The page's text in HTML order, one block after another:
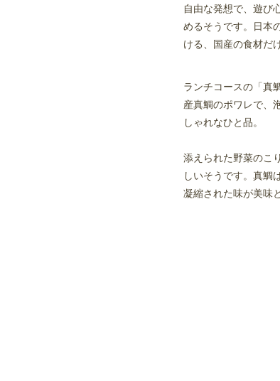
自由な発想で、遊び
めるそうです。日本
ける、国産の食材だ
ランチコースの「
産真鯛のポワレで、
しゃれなひと品。
添えられた野菜のこ
しいそうです。真鯛
凝縮された味が美味